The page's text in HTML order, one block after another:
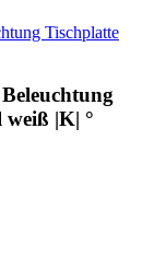
weiß |K| °